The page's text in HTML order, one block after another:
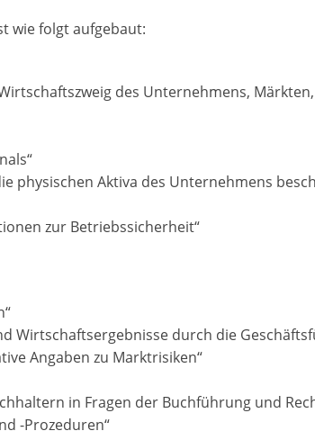
wie folgt aufgebaut:
des Unternehmens,
physischen Aktiva des Unternehmens
zur Betriebssicherheit“
Wirtschaftsergebnisse durch die
Angaben zu Marktrisiken“
in Fragen der Buchführung und
-Prozeduren“